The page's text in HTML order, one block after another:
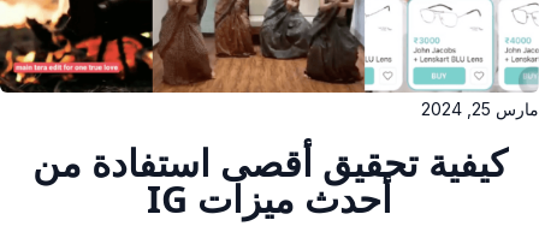
مارس 25, 2024
كيفية تحقيق أقصى استفادة من
أحدث ميزات IG